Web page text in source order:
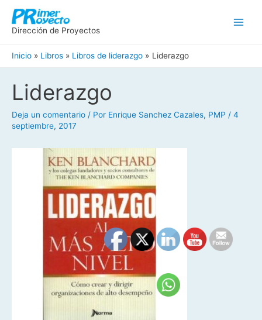
contenido
Dirección de Proyectos
Inicio Libros Libros de liderazgo Liderazgo
Liderazgo
Deja un comentario / Por Enrique Sanchez Cazales, PMP / 4
septiembre, 2017
entradas